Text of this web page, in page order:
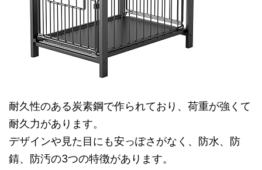
耐久性のある炭素鋼で作られており、荷重が強くて
耐久力があります。
デザインや見た目にも安っぽさがなく、防水、防
錆、防汚の3つの特徴があります。